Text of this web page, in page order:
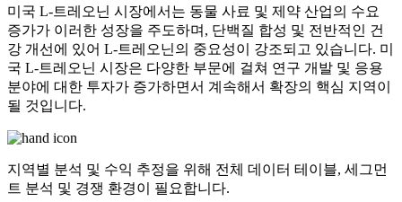
미국 L-트레오닌 시장에서는 동물 사료 및 제약 산업의 수요
증가가 이러한 성장을 주도하며, 단백질 합성 및 전반적인 건
강 개선에 있어 L-트레오닌의 중요성이 강조되고 있습니다. 미
국 L-트레오닌 시장은 다양한 부문에 걸쳐 연구 개발 및 응용
분야에 대한 투자가 증가하면서 계속해서 확장의 핵심 지역이
될 것입니다.
지역별 분석 및 수익 추정을 위해 전체 데이터 테이블, 세그먼
트 분석 및 경쟁 환경이 필요합니다.